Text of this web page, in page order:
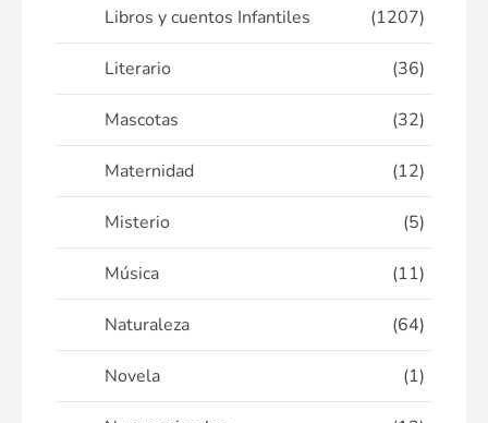
Libros y cuentos Infantiles (1207)
Literario (36)
Mascotas (32)
Maternidad (12)
Misterio (5)
Música (11)
Naturaleza (64)
Novela (1)